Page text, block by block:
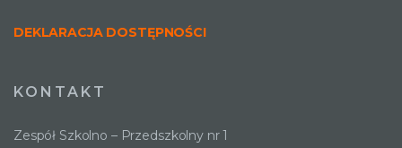
DEKLARACJA DOSTĘPNOŚCI
KONTAKT
Zespół Szkolno – Przedszkolny nr 1